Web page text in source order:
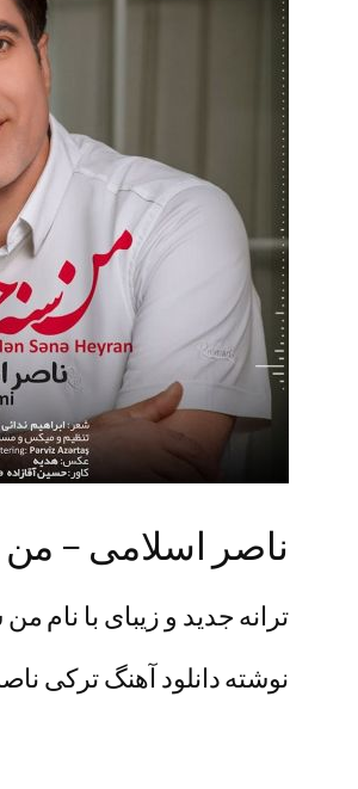
ناصر اسلامی –
ترانه جدید و زیبای با نام
نوشته دانلود آهنگ ترکی